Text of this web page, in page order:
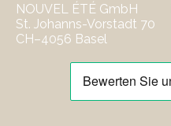
NOUVEL ÉTÉ GmbH
St. Johanns-Vorstadt 70
CH–4056 Basel